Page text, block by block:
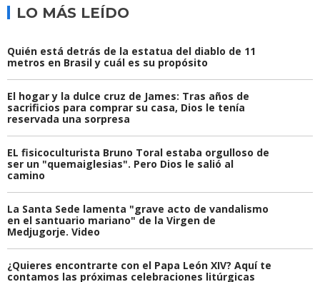
LO MÁS LEÍDO
Quién está detrás de la estatua del diablo de 11
metros en Brasil y cuál es su propósito
El hogar y la dulce cruz de James: Tras años de
sacrificios para comprar su casa, Dios le tenía
reservada una sorpresa
EL fisicoculturista Bruno Toral estaba orgulloso de
ser un "quemaiglesias". Pero Dios le salió al
camino
La Santa Sede lamenta "grave acto de vandalismo
en el santuario mariano" de la Virgen de
Medjugorje. Video
¿Quieres encontrarte con el Papa León XIV? Aquí te
contamos las próximas celebraciones litúrgicas